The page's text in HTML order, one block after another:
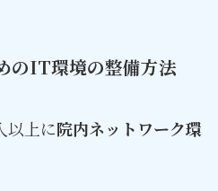
のIT環境の整備方法
以上に院内ネットワーク環